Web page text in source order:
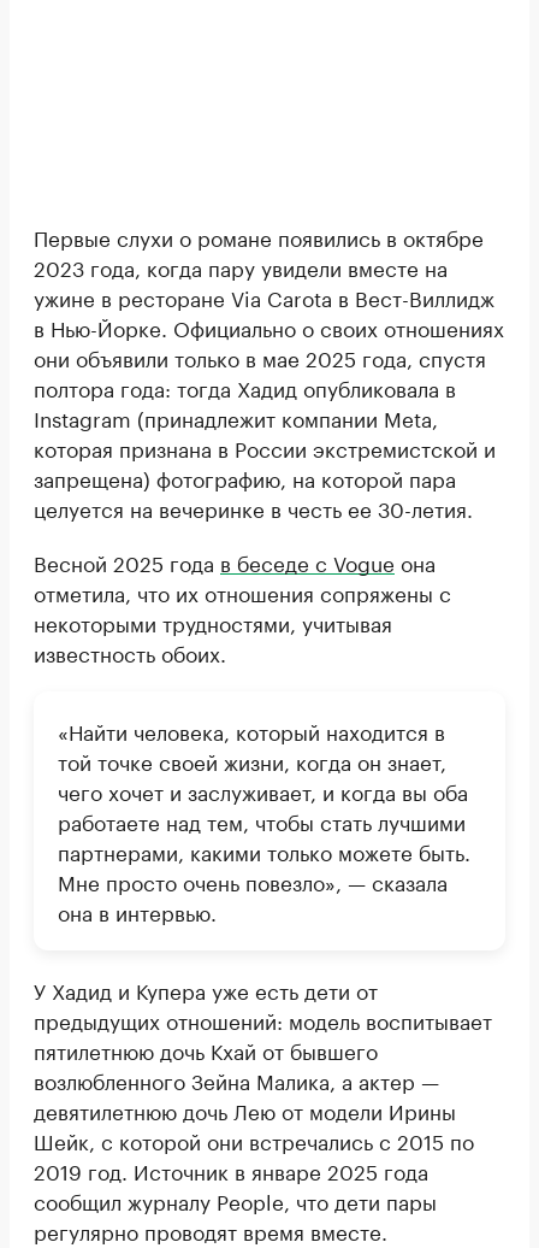
Первые слухи о романе появились в октябре
2023 года, когда пару увидели вместе на
ужине в ресторане Via Carota в Вест-Виллидж
в Нью-Йорке. Официально о своих отношениях
они объявили только в мае 2025 года, спустя
полтора года: тогда Хадид опубликовала в
Instagram (принадлежит компании Meta,
которая признана в России экстремистской и
запрещена) фотографию, на которой пара
целуется на вечеринке в честь ее 30-летия.
Весной 2025 года в беседе с Vogue она
отметила, что их отношения сопряжены с
некоторыми трудностями, учитывая
известность обоих.
«Найти человека, который находится в
той точке своей жизни, когда он знает,
чего хочет и заслуживает, и когда вы оба
работаете над тем, чтобы стать лучшими
партнерами, какими только можете быть.
Мне просто очень повезло», — сказала
она в интервью.
У Хадид и Купера уже есть дети от
предыдущих отношений: модель воспитывает
пятилетнюю дочь Кхай от бывшего
возлюбленного Зейна Малика, а актер —
девятилетнюю дочь Лею от модели Ирины
Шейк, с которой они встречались с 2015 по
2019 год. Источник в январе 2025 года
сообщил журналу People, что дети пары
регулярно проводят время вместе.